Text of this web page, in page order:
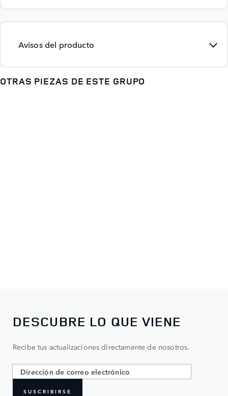
Avisos del producto
OTRAS PIEZAS DE ESTE GRUPO
DESCUBRE LO QUE VIENE
Recibe tus actualizaciones directamente de nosotros.
SUSCRIBIRSE